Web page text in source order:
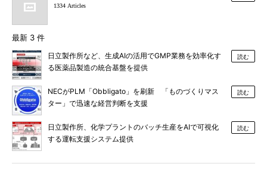
1334 Articles
最新 3 件
日立製作所など、生成AIの活用でGMP業務を効率化す
る医薬品製造の統合基盤を提供
読む
NECがPLM「Obbligato」を刷新 「ものづくりマス
ター」で迅速な経営判断を支援
読む
日立製作所、化学プラントのバッチ生産をAIで可視化
する運転支援システム提供
読む